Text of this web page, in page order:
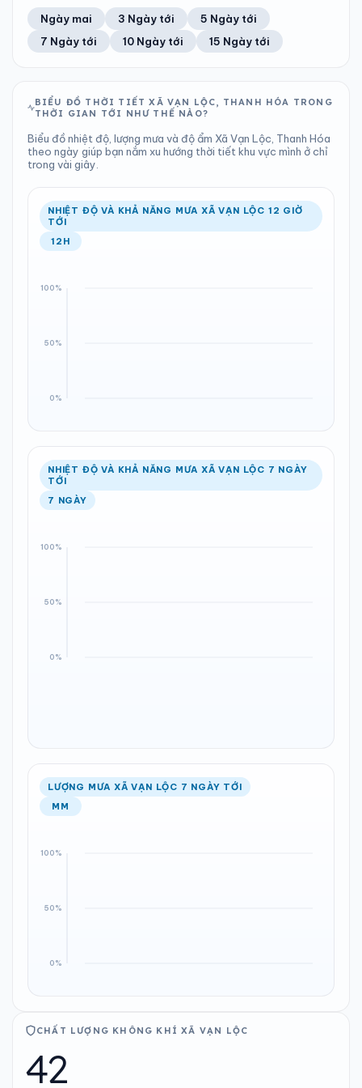
25°C 22%
Khả năng mưa
1.37 mm
Tổng cả ngày
997 hPa
Bình thường
13
Chỉ số UV
Tốt
Ước lượng
26°C
Ổn định
100%
Khả năng mưa
Trung bình ngày Tốc độ gió
TIA UV TẦM NHÌN
LƯỢNG MƯA
0 mm
Tổng cả ngày
ÁP SUẤT
998 hPa
Bình thường
Ổn định Khả năng mưa
Ngày mai 3 Ngày tới
5 Ngày tới
7 Ngày tới
10 Ngày tới 15 Ngày tới
BIỂU ĐỒ THỜI TIẾT XÃ VẠN LỘC, THANH HÓA TRONG
THỜI GIAN TỚI NHƯ THẾ NÀO?
Biểu đồ nhiệt độ, lượng mưa và độ ẩm Xã Vạn Lộc, Thanh Hóa
theo ngày giúp bạn nắm xu hướng thời tiết khu vực mình ở chỉ
trong vài giây.
NHIỆT ĐỘ VÀ KHẢ NĂNG MƯA XÃ VẠN LỘC 12 GIỜ
TỚI
12H
NHIỆT ĐỘ VÀ KHẢ NĂNG MƯA XÃ VẠN LỘC 7 NGÀY
TỚI
7 NGÀY
LƯỢNG MƯA XÃ VẠN LỘC 7 NGÀY TỚI
MM
CHẤT LƯỢNG KHÔNG KHÍ XÃ VẠN LỘC
42